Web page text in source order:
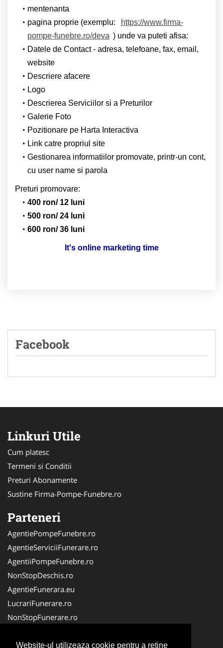
Website-ul utilizeaza cookie pentru a reţine
mentenanta
pagina proprie (exemplu:
https://www.firma-
pompe-funebre.ro/deva ) unde va puteti afisa:
Datele de Contact - adresa, telefoane, fax, email,
website
Descriere afacere
Logo
Descrierea Serviciilor si a Preturilor
Galerie Foto
Pozitionare pe Harta Interactiva
Link catre propriul site
Gestionarea informatiilor promovate, printr-un cont,
cu user name si parola
Preturi promovare:
400 ron/ 12 luni
500 ron/ 24 luni
600 ron/ 36 luni
It's online marketing time
Facebook
Linkuri Utile
Cum platesc
Termeni si Conditii
Preturi Abonamente
Sustine Firma-Pompe-Funebre.ro
Parteneri
AgentiePompeFunebre.ro
AgentieServiciiFunerare.ro
AgentiiPompeFunebre.ro
NonStopDeschis.ro
AgentieFunerara.eu
LucrariFunerare.ro
NonStopFunerare.ro
CasaFunerara.com